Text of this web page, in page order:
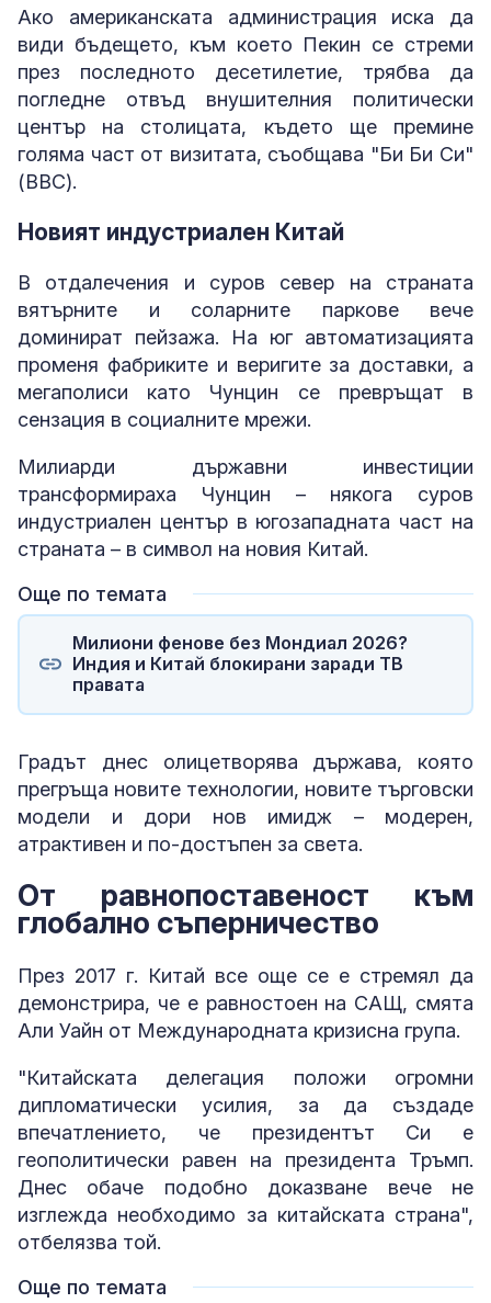
Ако американската администрация иска да
види бъдещето, към което Пекин се стреми
през последното десетилетие, трябва да
погледне отвъд внушителния политически
център на столицата, където ще премине
голяма част от визитата, съобщава "Би Би Си"
(BBC).
Новият индустриален Китай
В отдалечения и суров север на страната
вятърните и соларните паркове вече
доминират пейзажа. На юг автоматизацията
променя фабриките и веригите за доставки, а
мегаполиси като Чунцин се превръщат в
сензация в социалните мрежи.
Милиарди държавни инвестиции
трансформираха Чунцин – някога суров
индустриален център в югозападната част на
страната – в символ на новия Китай.
Още по темата
Милиони фенове без Мондиал 2026?
Индия и Китай блокирани заради ТВ
правата
Градът днес олицетворява държава, която
прегръща новите технологии, новите търговски
модели и дори нов имидж – модерен,
атрактивен и по-достъпен за света.
От равнопоставеност към
глобално съперничество
През 2017 г. Китай все още се е стремял да
демонстрира, че е равностоен на САЩ, смята
Али Уайн от Международната кризисна група.
"Китайската делегация положи огромни
дипломатически усилия, за да създаде
впечатлението, че президентът Си е
геополитически равен на президента Тръмп.
Днес обаче подобно доказване вече не
изглежда необходимо за китайската страна",
отбелязва той.
Още по темата